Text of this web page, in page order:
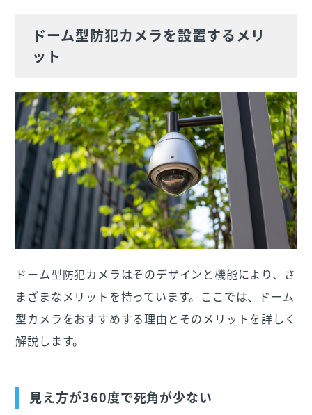
ドーム型防犯カメラを設置するメリ
ット
ドーム型防犯カメラはそのデザインと機能により、さ
まざまなメリットを持っています。ここでは、ドーム
型カメラをおすすめする理由とそのメリットを詳しく
解説します。
見え方が360度で死角が少ない